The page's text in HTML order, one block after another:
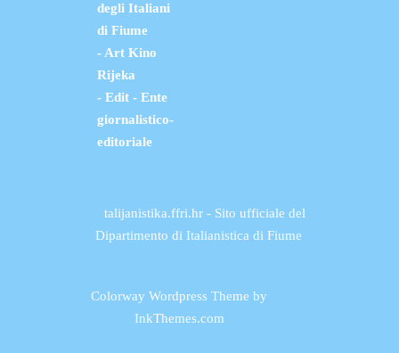
degli Italiani
di Fiume
- Art Kino
Rijeka
- Edit - Ente
giornalistico-
editoriale
talijanistika.ffri.hr - Sito ufficiale del
Dipartimento di Italianistica di Fiume
Colorway Wordpress Theme by
InkThemes.com